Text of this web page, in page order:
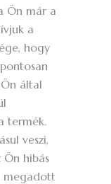
Ön már a
a
hogy
által
termék.
veszi,
hibás
megadott